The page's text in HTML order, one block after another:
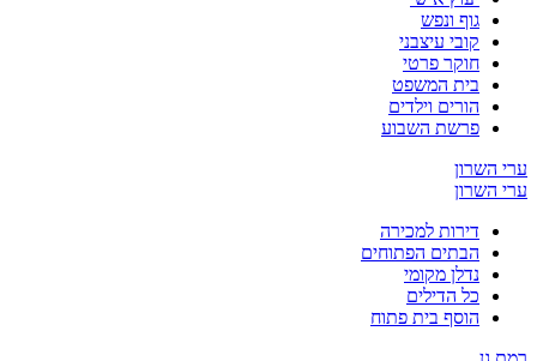
גוף ונפש
קובי עיצבני
חוקר פרטי
בית המשפט
הורים וילדים
פרשת השבוע
דירות למכירה
הבתים הפתוחים
נדלן מקומי
כל הדילים
הוסף בית פתוח